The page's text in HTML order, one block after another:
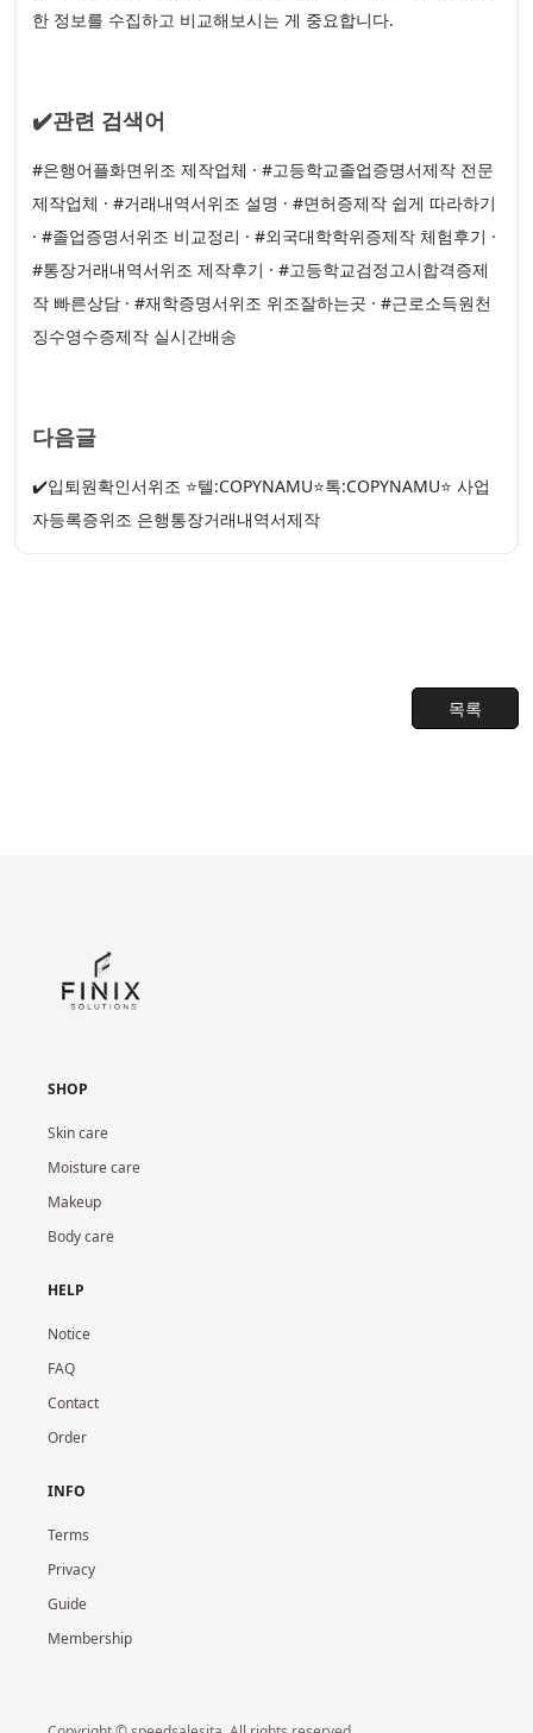
한 정보를 수집하고 비교해보시는 게 중요합니다.
✔️관련 검색어
#은행어플화면위조 제작업체 · #고등학교졸업증명서제작 전문
제작업체 · #거래내역서위조 설명 · #면허증제작 쉽게 따라하기
· #졸업증명서위조 비교정리 · #외국대학학위증제작 체험후기 ·
#통장거래내역서위조 제작후기 · #고등학교검정고시합격증제
작 빠른상담 · #재학증명서위조 위조잘하는곳 · #근로소득원천
징수영수증제작 실시간배송
다음글
✔️입퇴원확인서위조 ⭐텔:COPYNAMU⭐톡:COPYNAMU⭐ 사업
자등록증위조 은행통장거래내역서제작
목록
SHOP
Skin care
Moisture care
Makeup
Body care
HELP
Notice
FAQ
Contact
Order
INFO
Terms
Privacy
Guide
Membership